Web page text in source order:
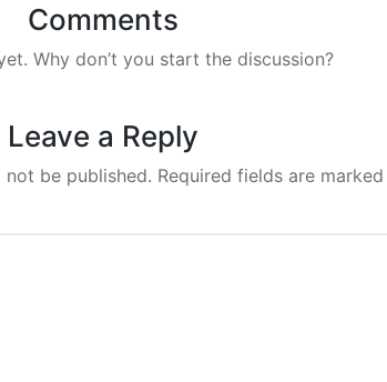
Comments
Why don’t you start the discussion?
Leave a Reply
be published. Required fields are marked